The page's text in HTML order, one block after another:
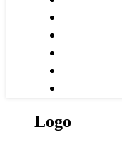
Logo